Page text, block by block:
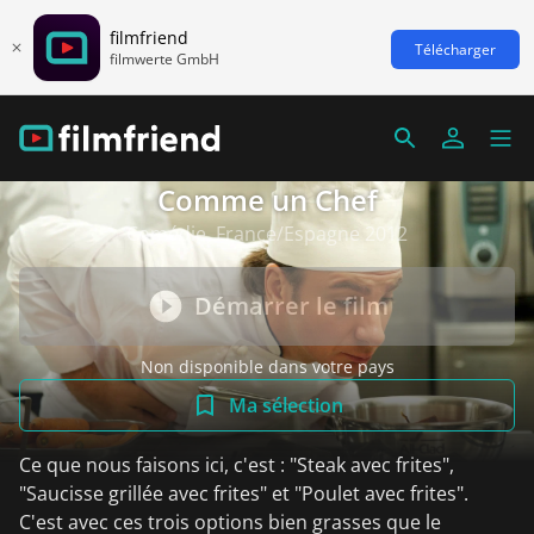
filmfriend
filmwerte GmbH Télécharger
Comme un Chef
Comédie, France/Espagne 2012
Démarrer le film
Non disponible dans votre pays
Ma sélection
Ce que nous faisons ici, c'est : "Steak avec frites",
"Saucisse grillée avec frites" et "Poulet avec frites".
C'est avec ces trois options bien grasses que le